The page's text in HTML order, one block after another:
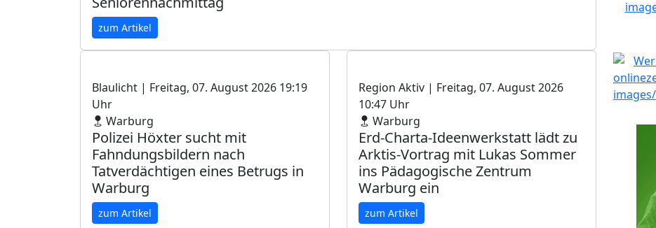
zum Artikel
Blaulicht | Freitag, 07. August 2026 19:19
Uhr
Warburg
Polizei Höxter sucht mit
Fahndungsbildern nach
Tatverdächtigen eines Betrugs in
Warburg
zum Artikel
Region Aktiv | Freitag, 07. August 2026
10:47 Uhr
Warburg
Erd-Charta-Ideenwerkstatt lädt zu
Arktis-Vortrag mit Lukas Sommer
ins Pädagogische Zentrum
Warburg ein
zum Artikel